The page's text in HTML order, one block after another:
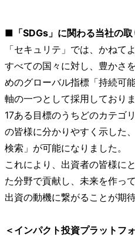
■「SDGs」に関わる当社の取
「セキュリテ」では、かねて
すべての国々に対し、豊かさ
めのグローバル指標「持続可
軸の一つとして採用しており
17ある目標のうちどのカテゴ
の皆様に分かりやすく示した
検索」が可能になりました。
これにより、出資者の皆様に
た分野で貢献し、未来を作っ
出資の動機に繋がることが期待
＜インパクト投資プラットフ